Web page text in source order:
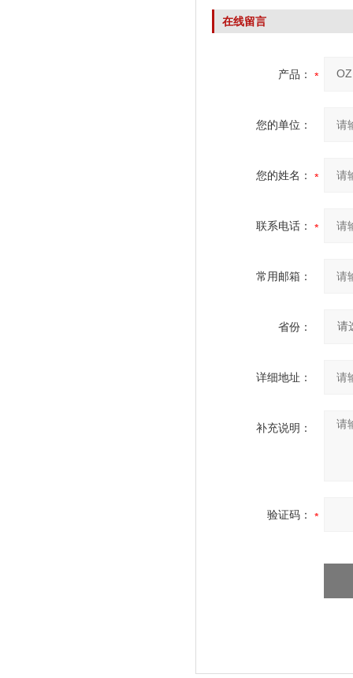
在线留言
产品：
您的单位：
您的姓名：
联系电话：
常用邮箱：
省份：
详细地址：
补充说明：
验证码：